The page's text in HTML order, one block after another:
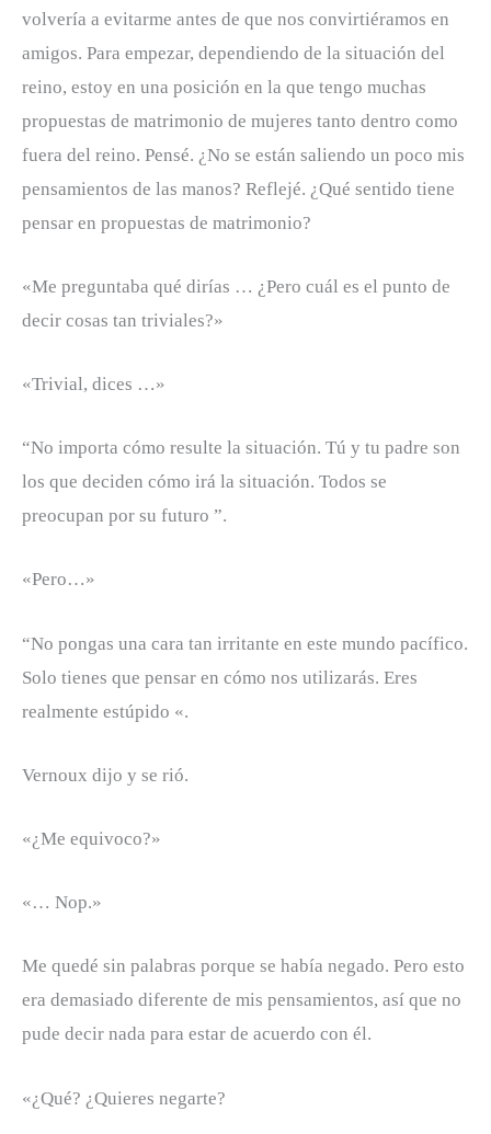
volvería a evitarme antes de que nos convirtiéramos en
amigos. Para empezar, dependiendo de la situación del
reino, estoy en una posición en la que tengo muchas
propuestas de matrimonio de mujeres tanto dentro como
fuera del reino. Pensé. ¿No se están saliendo un poco mis
pensamientos de las manos? Reflejé. ¿Qué sentido tiene
pensar en propuestas de matrimonio?
«Me preguntaba qué dirías … ¿Pero cuál es el punto de
decir cosas tan triviales?»
«Trivial, dices …»
“No importa cómo resulte la situación. Tú y tu padre son
los que deciden cómo irá la situación. Todos se
preocupan por su futuro ”.
«Pero…»
“No pongas una cara tan irritante en este mundo pacífico.
Solo tienes que pensar en cómo nos utilizarás. Eres
realmente estúpido «.
Vernoux dijo y se rió.
«¿Me equivoco?»
«… Nop.»
Me quedé sin palabras porque se había negado. Pero esto
era demasiado diferente de mis pensamientos, así que no
pude decir nada para estar de acuerdo con él.
«¿Qué? ¿Quieres negarte?